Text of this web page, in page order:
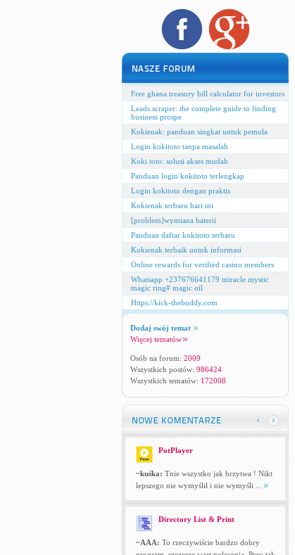
Free ghana treasury bill calculator for investors
Leads scraper: the complete guide to finding
business prospe
Kokienak: panduan singkat untuk pemula
Login kokitoto tanpa masalah
Koki toto: solusi akses mudah
Panduan login kokitoto terlengkap
Login kokitoto dengan praktis
Kokienak terbaru hari ini
[problem]wymiana baterii
Panduan daftar kokitoto terbaru
Kokienak terbaik untuk informasi
Online rewards for verified casino members
Whatsapp +237676641179 miracle mystic
magic ring# magic oil
Https://kick-thebuddy.com
Dodaj swój temat
Więcej tematów
Osób na forum: 2009
Wszystkich postów: 986424
Wszystkich tematów: 172008
PotPlayer
~kuśka: Tnie wszystko jak brzytwa ! Nikt
lepszego nie wymyślił i nie wymyśli ...
Directory List & Print
~AAA: To rzeczywiście bardzo dobry